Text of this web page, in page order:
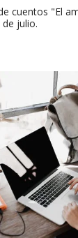
cuentos "El
julio.